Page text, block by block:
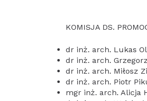
KOMISJA DS.
dr inż. arch. Lukas
dr inż. arch.
dr inż. arch. Miłosz
dr inż. arch. Piotr
mgr inż. arch. Alicja